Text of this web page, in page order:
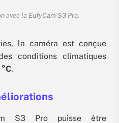
avec la EufyCam S3 Pro.
la caméra est conçue
conditions climatiques
.
S3 Pro puisse être